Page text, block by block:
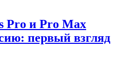
Pro и Pro Max
первый взгляд